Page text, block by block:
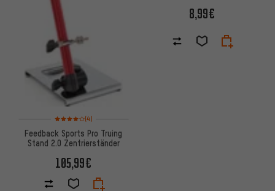
Bewertungen: 4 von 5 basierend auf 4 Bewertungen
(4)
Feedback Sports Pro Truing
Stand 2.0 Zentrierständer
105,99€
8,99€